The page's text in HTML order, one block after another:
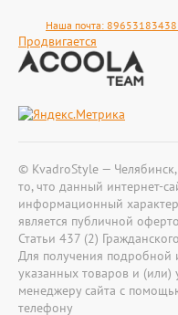
Наша почта:
Продвигается
© KvadroStyle —
то, что данный интернет-
информационный
является публичной
Статьи 437 (2)
Для получения
указанных товаров и (или)
менеджеру сайта с
телефону